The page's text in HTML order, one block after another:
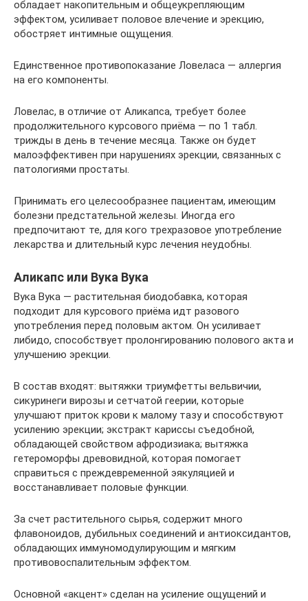
обладает накопительным и общеукрепляющим
эффектом, усиливает половое влечение и эрекцию,
обостряет интимные ощущения.
Единственное противопоказание Ловеласа — аллергия
на его компоненты.
Ловелас, в отличие от Аликапса, требует более
продолжительного курсового приёма — по 1 табл.
трижды в день в течение месяца. Также он будет
малоэффективен при нарушениях эрекции, связанных с
патологиями простаты.
Принимать его целесообразнее пациентам, имеющим
болезни предстательной железы. Иногда его
предпочитают те, для кого трехразовое употребление
лекарства и длительный курс лечения неудобны.
Аликапс или Вука Вука
Вука Вука — растительная биодобавка, которая
подходит для курсового приёма идт разового
употребления перед половым актом. Он усиливает
либидо, способствует пролонгированию полового акта и
улучшению эрекции.
В состав входят: вытяжки триумфетты вельвичии,
сикуринеги вирозы и сетчатой геерии, которые
улучшают приток крови к малому тазу и способствуют
усилению эрекции; экстракт кариссы съедобной,
обладающей свойством афродизиака; вытяжка
гетероморфы древовидной, которая помогает
справиться с преждевременной эякуляцией и
восстанавливает половые функции.
За счет растительного сырья, содержит много
флавоноидов, дубильных соединений и антиоксидантов,
обладающих иммуномодулирующим и мягким
противовоспалительным эффектом.
Основной «акцент» сделан на усиление ощущений и